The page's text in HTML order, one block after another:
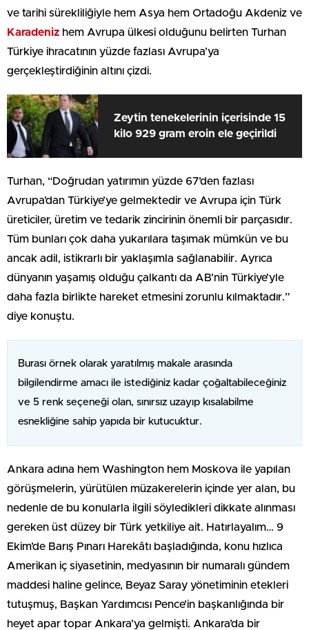
ve tarihi sürekliliğiyle hem Asya hem Ortadoğu Akdeniz ve
Karadeniz hem Avrupa ülkesi olduğunu belirten Turhan
Türkiye ihracatının yüzde fazlası Avrupa’ya
gerçekleştirdiğinin altını çizdi.
Zeytin tenekelerinin içerisinde 15
kilo 929 gram eroin ele geçirildi
Turhan, “Doğrudan yatırımın yüzde 67’den fazlası
Avrupa’dan Türkiye’ye gelmektedir ve Avrupa için Türk
üreticiler, üretim ve tedarik zincirinin önemli bir parçasıdır.
Tüm bunları çok daha yukarılara taşımak mümkün ve bu
ancak adil, istikrarlı bir yaklaşımla sağlanabilir. Ayrıca
dünyanın yaşamış olduğu çalkantı da AB’nin Türkiye’yle
daha fazla birlikte hareket etmesini zorunlu kılmaktadır.”
diye konuştu.
Burası örnek olarak yaratılmış makale arasında
bilgilendirme amacı ile istediğiniz kadar çoğaltabileceğiniz
ve 5 renk seçeneği olan, sınırsız uzayıp kısalabilme
esnekliğine sahip yapıda bir kutucuktur.
Ankara adına hem Washington hem Moskova ile yapılan
görüşmelerin, yürütülen müzakerelerin içinde yer alan, bu
nedenle de bu konularla ilgili söyledikleri dikkate alınması
gereken üst düzey bir Türk yetkiliye ait. Hatırlayalım… 9
Ekim’de Barış Pınarı Harekâtı başladığında, konu hızlıca
Amerikan iç siyasetinin, medyasının bir numaralı gündem
maddesi haline gelince, Beyaz Saray yönetiminin etekleri
tutuşmuş, Başkan Yardımcısı Pence’in başkanlığında bir
heyet apar topar Ankara’ya gelmişti. Ankara’da bir